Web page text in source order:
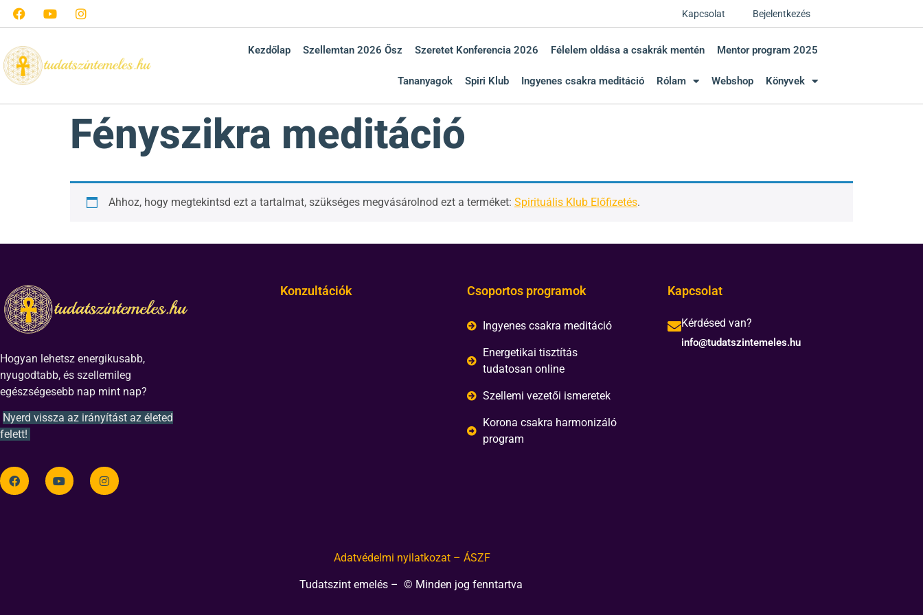
Kapcsolat Bejelentkezés
Kezdőlap Szellemtan 2026 Ősz Szeretet Konferencia 2026 Félelem oldása a csakrák mentén Mentor program 2025
Tananyagok Spiri Klub Ingyenes csakra meditáció Rólam Webshop Könyvek
Fényszikra meditáció
Ahhoz, hogy megtekintsd ezt a tartalmat, szükséges megvásárolnod ezt a terméket: Spirituális Klub Előfizetés.
Hogyan lehetsz energikusabb,
nyugodtabb, és szellemileg
egészségesebb nap mint nap?
Nyerd vissza az irányítást az életed
felett!
Konzultációk Csoportos programok
Ingyenes csakra meditáció
Energetikai tisztítás
tudatosan online
Szellemi vezetői ismeretek
Korona csakra harmonizáló
program
Kapcsolat
Kérdésed van?
info@tudatszintemeles.hu
Adatvédelmi nyilatkozat – ÁSZF
Tudatszint emelés – © Minden jog fenntartva